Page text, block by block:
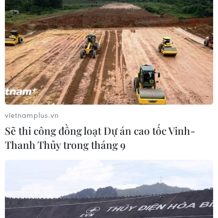
Giá vàng ngày 4/8: Bảng giá tại các
công ty vàng bạc đá quý
04/08/2026 01:40
Xem thêm
Tổng Biên tập: TRẦN TIẾN DUẨN
Phó Tổng Biên tập: NGUYỄN THỊ TÁM, KHÚC THANH
vietnamplus.vn
Sẽ thi công đồng loạt Dự án cao tốc Vinh-
Thanh Thủy trong tháng 9